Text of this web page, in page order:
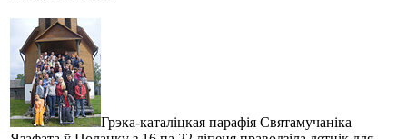
Грэка-каталіцкая парафія Cвятамучаніка